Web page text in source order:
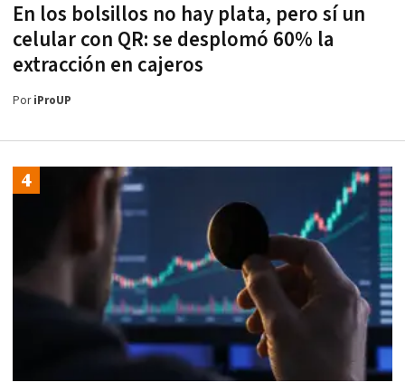
En los bolsillos no hay plata, pero sí un
celular con QR: se desplomó 60% la
extracción en cajeros
PoriProUP